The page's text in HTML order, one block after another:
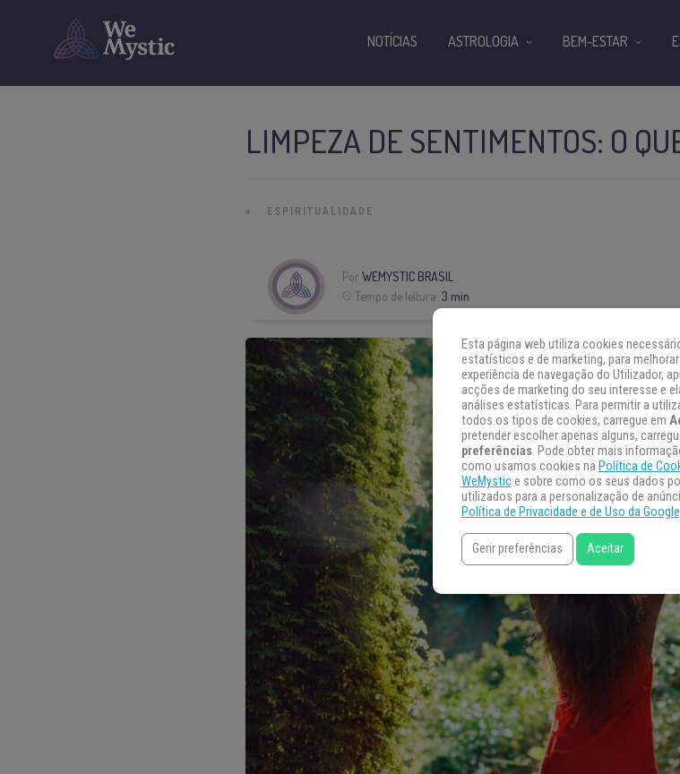
LIMPEZA DE SENTIMENTOS: O
» ESPIRITUALIDADE
PorWEMYSTIC BRASIL
Tempo de leitura:3 min
NOTÍCIAS ASTROLOGIA BEM-ESTAR
Esta página web utiliza cookies
estatísticos e de marketing, para melhorar
experiência de navegação do Utilizador,
acções de marketing do seu interesse e
análises estatísticas. Para permitir a
todos os tipos de cookies, carregue em
pretender escolher apenas alguns,
preferências. Pode obter mais
como usamos cookies na Política de
WeMystice sobre como os seus dados
utilizados para a personalização de
Política de Privacidade e de Uso da Google
Gerir preferências Aceitar